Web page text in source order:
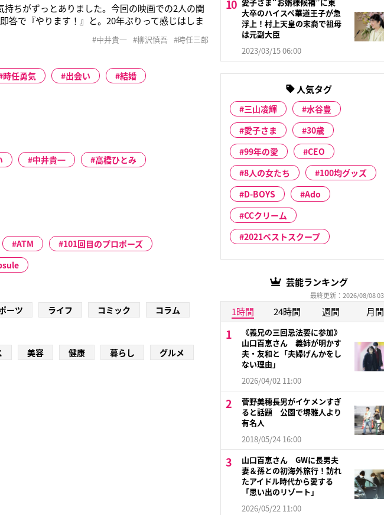
ちがずっとありました。今回の映画での2人の関
答で『やります！』と。20年ぶりって感じはしま
も同じ現場にいられる仲だと思います」今秋公開
#中井貴一 #柳沢慎吾 #時任三郎
時任勇気 出会い
結婚
中井貴一
高橋ひとみ
ATM
101回目のプロポーズ
ーツ ライフ コミック
コラム
美容 健康 暮らし グルメ
大卒のハイスペ華道王子が急
浮上！村上天皇の末裔で祖母
は元副大臣
2023/03/15 06:00
人気タグ
三山凌輝
水谷豊
愛子さま
30歳
99年の愛
CEO
8人の女たち
100均グッズ
D-BOYS
Ado
CCクリーム
2021ベストスクープ
芸能ランキング
最終更新：2026/08/08
1時間 24時間 週間 月間
《義兄の三回忌法要に参加》
山口百恵さん 義姉が明かす
夫・友和と「夫婦げんかをし
ない理由」
2026/04/02 11:00
菅野美穂長男がイケメンすぎ
ると話題 公園で堺雅人より
有名人
2018/05/24 16:00
山口百恵さん GWに長男夫
妻＆孫との初海外旅行！訪れ
たアイドル時代から愛する
「思い出のリゾート」
2026/05/22 11:00